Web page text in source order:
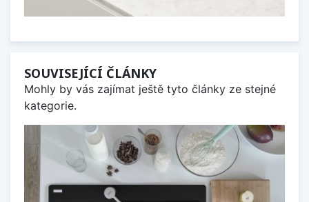
SOUVISEJÍCÍ ČLÁNKY
Mohly by vás zajímat ještě tyto články ze stejné
kategorie.